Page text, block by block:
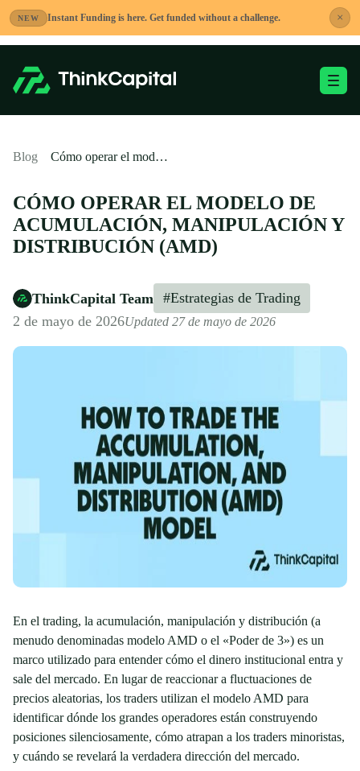
NEW Instant Funding is here. Get funded without a challenge. ×
Saltar
contenido
Alternar menú
Blog Cómo operar el modelo de Acumulación, Manipulación y Distribución (AMD)
CÓMO OPERAR EL MODELO DE
ACUMULACIÓN, MANIPULACIÓN Y
DISTRIBUCIÓN (AMD)
ThinkCapital Team
#Estrategias de Trading
2 de mayo de 2026Updated 27 de mayo de 2026
En el trading, la acumulación, manipulación y distribución (a
menudo denominadas modelo AMD o el «Poder de 3») es un
marco utilizado para entender cómo el dinero institucional entra y
sale del mercado. En lugar de reaccionar a fluctuaciones de
precios aleatorias, los traders utilizan el modelo AMD para
identificar dónde los grandes operadores están construyendo
posiciones silenciosamente, cómo atrapan a los traders minoristas,
y cuándo se revelará la verdadera dirección del mercado.